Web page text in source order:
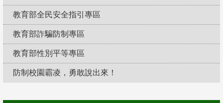
教育部全民安全指引專區
教育部詐騙防制專區
教育部性別平等專區
防制校園霸凌，勇敢說出來！